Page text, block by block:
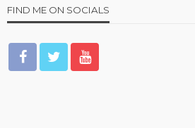
FIND ME ON SOCIALS